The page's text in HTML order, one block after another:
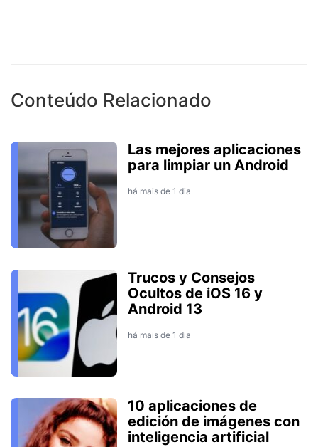
Conteúdo Relacionado
Las mejores aplicaciones
para limpiar un Android
há mais de 1 dia
Trucos y Consejos
Ocultos de iOS 16 y
Android 13
há mais de 1 dia
10 aplicaciones de
edición de imágenes con
inteligencia artificial